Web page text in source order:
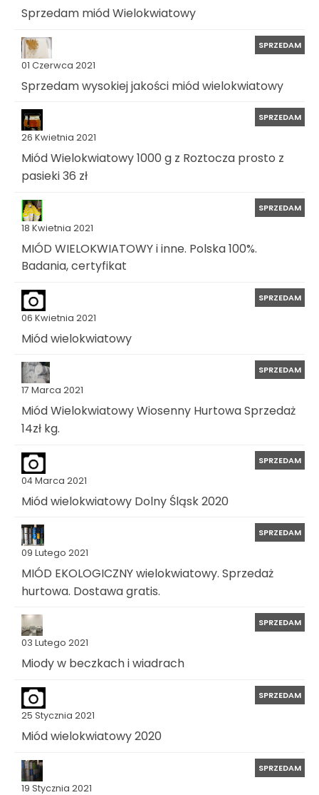
Sprzedam miód Wielokwiatowy
01 Czerwca 2021
SPRZEDAM
Sprzedam wysokiej jakości miód wielokwiatowy
26 Kwietnia 2021
SPRZEDAM
Miód Wielokwiatowy 1000 g z Roztocza prosto z
pasieki 36 zł
18 Kwietnia 2021
SPRZEDAM
MIÓD WIELOKWIATOWY i inne. Polska 100%.
Badania, certyfikat
06 Kwietnia 2021
SPRZEDAM
Miód wielokwiatowy
17 Marca 2021
SPRZEDAM
Miód Wielokwiatowy Wiosenny Hurtowa Sprzedaż
14zł kg.
04 Marca 2021
SPRZEDAM
Miód wielokwiatowy Dolny Śląsk 2020
09 Lutego 2021
SPRZEDAM
MIÓD EKOLOGICZNY wielokwiatowy. Sprzedaż
hurtowa. Dostawa gratis.
03 Lutego 2021
SPRZEDAM
Miody w beczkach i wiadrach
25 Stycznia 2021
SPRZEDAM
Miód wielokwiatowy 2020
19 Stycznia 2021
SPRZEDAM